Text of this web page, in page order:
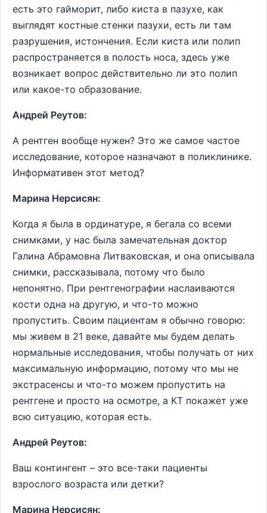
есть это гайморит, либо киста в пазухе, как
выглядят костные стенки пазухи, есть ли там
разрушения, истончения. Если киста или полип
распространяется в полость носа, здесь уже
возникает вопрос действительно ли это полип
или какое-то образование.
Андрей Реутов:
А рентген вообще нужен? Это же самое частое
исследование, которое назначают в поликлинике.
Информативен этот метод?
Марина Нерсисян:
Когда я была в ординатуре, я бегала со всеми
снимками, у нас была замечательная доктор
Галина Абрамовна Литваковская, и она описывала
снимки, рассказывала, потому что было
непонятно. При рентгенографии наслаиваются
кости одна на другую, и что-то можно
пропустить. Своим пациентам я обычно говорю:
мы живем в 21 веке, давайте мы будем делать
нормальные исследования, чтобы получать от них
максимальную информацию, потому что мы не
экстрасенсы и что-то можем пропустить на
рентгене и просто на осмотре, а КТ покажет уже
всю ситуацию, которая есть.
Андрей Реутов:
Ваш контингент – это все-таки пациенты
взрослого возраста или детки?
Марина Нерсисян: